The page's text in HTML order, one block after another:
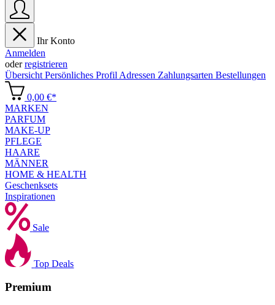
Ihr Konto
Anmelden
oderregistrieren
Übersicht Persönliches Profil Adressen Zahlungsarten Bestellungen
0,00 €*
MARKEN
PARFUM
MAKE-UP
PFLEGE
HAARE
MÄNNER
HOME & HEALTH
Geschenksets
Inspirationen
Sale
Top Deals
Premium